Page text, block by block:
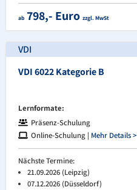
ab 798,- Euro zzgl. MwSt
VDI
VDI 6022 Kategorie B
Lernformate:
Präsenz-Schulung
Online-Schulung | Mehr Details >
Nächste Termine:
21.09.2026 (Leipzig)
07.12.2026 (Düsseldorf)